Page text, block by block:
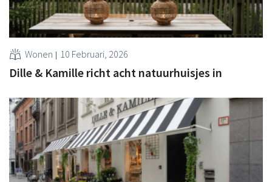
Wonen 10 Februari, 2026
Dille & Kamille richt acht natuurhuisjes in